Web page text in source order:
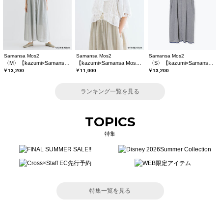
Samansa Mos2
￥13,200
Samansa Mos2
￥11,000
Samansa Mos2
￥13,200
ランキング一覧を見る
TOPICS
特集
特集一覧を見る